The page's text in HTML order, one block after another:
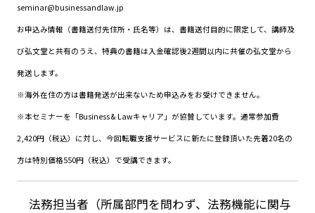
seminar@businessandlaw.jp
お申込み情報（書籍送付先住所・氏名等）は、書籍送付目的に限定して、講師及
び弘文堂と共有のうえ、特典の書籍は入金確認後2週間以内に共催の弘文堂から
発送します。
※海外在住の方は書籍発送が出来ないため申込みをお受けできません。
※本セミナーを「Business & Lawキャリア」が協賛しています。通常参加費
2,420円（税込）に対し、今回転職支援サービスに新たに登録頂いた先着20名の
方は特別価格550円（税込）で受講できます。
法務担当者（所属部門を問わず、法務機能に関与